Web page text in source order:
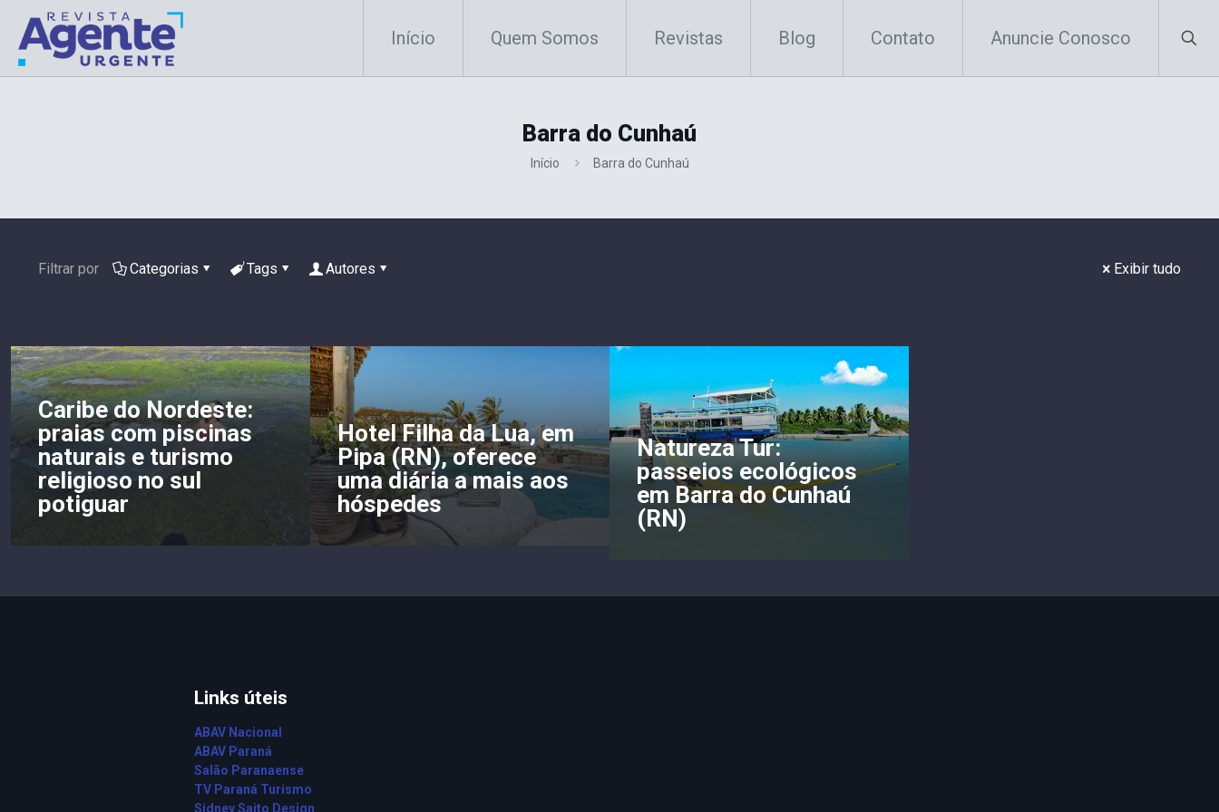
Início Quem Somos Revistas Blog Contato Anuncie Conosco
Barra do Cunhaú
Início Barra do Cunhaú
Filtrar por Categorias Tags Autores Exibir tudo
Caribe do Nordeste:
praias com piscinas
naturais e turismo
religioso no sul
potiguar
Hotel Filha da Lua, em
Pipa (RN), oferece
uma diária a mais aos
hóspedes
Natureza Tur:
passeios ecológicos
em Barra do Cunhaú
(RN)
Links úteis
ABAV Nacional
ABAV Paraná
Salão Paranaense
TV Paraná Turismo
Sidney Saito Design